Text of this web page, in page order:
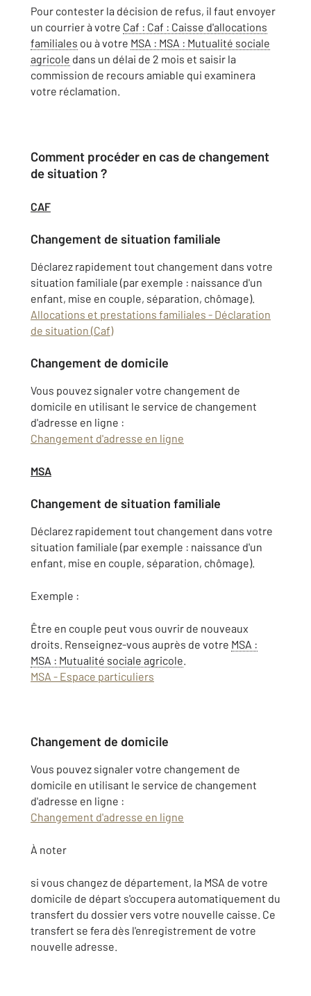
Pour contester la décision de refus, il faut envoyer
un courrier à votre Caf : Caf : Caisse d'allocations
familiales ou à votre MSA : MSA : Mutualité sociale
agricole dans un délai de 2 mois et saisir la
commission de recours amiable qui examinera
votre réclamation.
Comment procéder en cas de changement
de situation ?
CAF
Changement de situation familiale
Déclarez rapidement tout changement dans votre
situation familiale (par exemple : naissance d'un
enfant, mise en couple, séparation, chômage).
Allocations et prestations familiales - Déclaration
de situation (Caf)
Changement de domicile
Vous pouvez signaler votre changement de
domicile en utilisant le service de changement
d'adresse en ligne :
Changement d'adresse en ligne
MSA
Changement de situation familiale
Déclarez rapidement tout changement dans votre
situation familiale (par exemple : naissance d'un
enfant, mise en couple, séparation, chômage).
Exemple :
Être en couple peut vous ouvrir de nouveaux
droits. Renseignez-vous auprès de votre MSA :
MSA : Mutualité sociale agricole.
MSA - Espace particuliers
Changement de domicile
Vous pouvez signaler votre changement de
domicile en utilisant le service de changement
d'adresse en ligne :
Changement d'adresse en ligne
À noter
si vous changez de département, la MSA de votre
domicile de départ s'occupera automatiquement du
transfert du dossier vers votre nouvelle caisse. Ce
transfert se fera dès l'enregistrement de votre
nouvelle adresse.